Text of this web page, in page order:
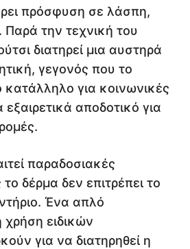
πρόσφυση σε λάσπη,
την τεχνική του
διατηρεί μια αυστηρά
γεγονός που το
κατάλληλο για κοινωνικές
αποδοτικό για
παραδοσιακές
δέρμα δεν επιτρέπει το
Ένα απλό
χρήση ειδικών
για να διατηρηθεί η